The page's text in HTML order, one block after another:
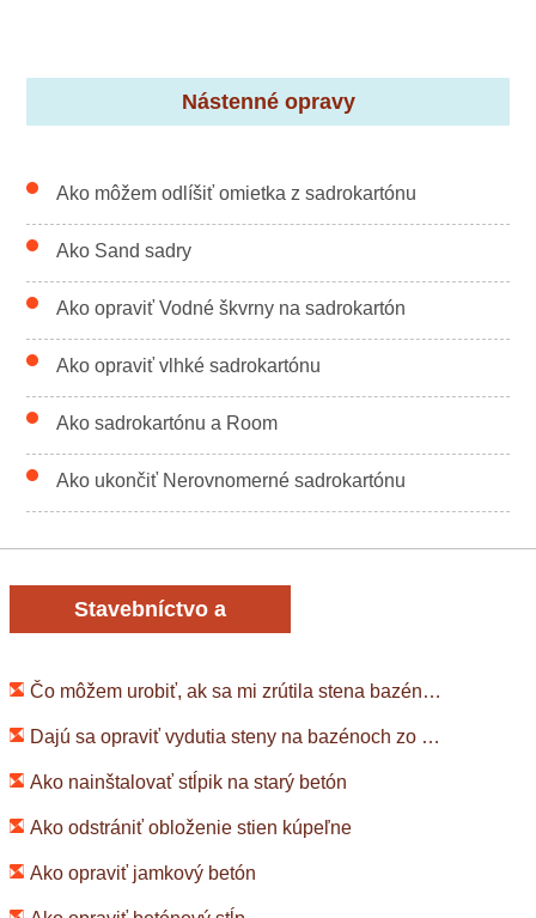
Nástenné opravy
Ako môžem odlíšiť omietka z sadrokartónu
Ako Sand sadry
Ako opraviť Vodné škvrny na sadrokartón
Ako opraviť vlhké sadrokartónu
Ako sadrokartónu a Room
Ako ukončiť Nerovnomerné sadrokartónu
Stavebníctvo a
Čo môžem urobiť, ak sa mi zrútila stena bazéna?
Dajú sa opraviť vydutia steny na bazénoch zo sklenených vlákien?
Ako nainštalovať stĺpik na starý betón
Ako odstrániť obloženie stien kúpeľne
Ako opraviť jamkový betón